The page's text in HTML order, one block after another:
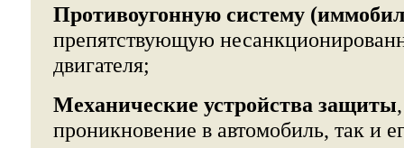
Противоугонную систему
препятствующую
двигателя;
Механические устройства защиты
проникновение в автомобиль, так и